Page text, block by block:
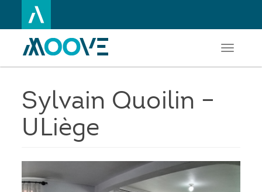
au
principal
Toggle
Sylvain Quoilin –
ULiège